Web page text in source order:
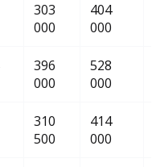
303
000
404
000
396
000
528
000
310
500
414
000